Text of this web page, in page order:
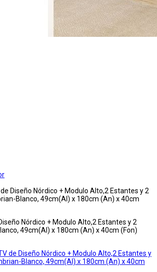
Diseño Nórdico + Modulo Alto,2 Estantes y 2
Blanco, 49cm(Al) x 180cm (An) x 40cm